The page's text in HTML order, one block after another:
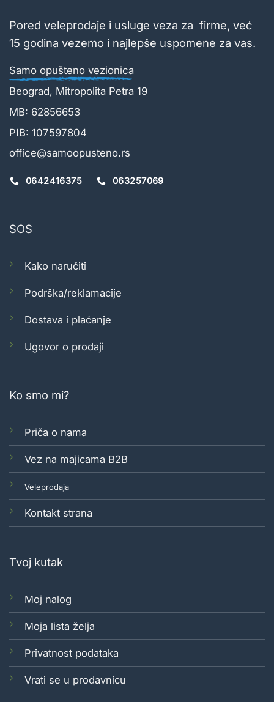
Pored veleprodaje i usluge veza za firme, već
15 godina vezemo i najlepše uspomene za vas.
Samo opušteno vezionica
Beograd, Mitropolita Petra 19
MB: 62856653
PIB: 107597804
office@samoopusteno.rs
0642416375 063257069
SOS
Kako naručiti
Podrška/reklamacije
Dostava i plaćanje
Ugovor o prodaji
Ko smo mi?
Priča o nama
Vez na majicama B2B
Veleprodaja
Kontakt strana
Tvoj kutak
Moj nalog
Moja lista želja
Privatnost podataka
Vrati se u prodavnicu